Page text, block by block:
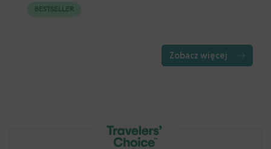
BESTSELLER
Zobacz więcej